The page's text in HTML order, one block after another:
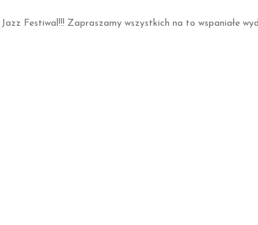
Festiwal!!! Zapraszamy wszystkich na to wspaniałe